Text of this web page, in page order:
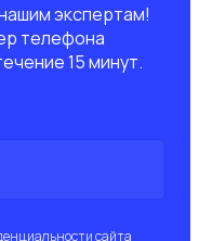
экспертам!
телефона
15 минут.
сайта